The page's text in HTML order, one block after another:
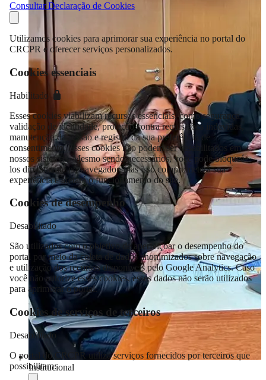
Institucional
Consultar Declaração de Cookies
Utilizamos cookies para aprimorar sua experiência no portal do
CRCPR e oferecer serviços personalizados.
Cookies essenciais
Habilitado
Esses cookies viabilizam recursos essenciais, como segurança,
validação de identidade, proteção contra requisições indevidas,
manutenção da sessão e registro da sua preferência de
consentimento. Esses cookies não podem ser desabilitados em
nossos sistemas. Mesmo sendo necessários, você pode bloqueá-
los diretamente no navegador, mas isso comprometerá sua
experiência e afetará o funcionamento do site.
Cookies de desempenho
Desabilitado
São utilizados com o objetivo de aperfeiçoar o desempenho do
portal por meio da coleta de dados anonimizados sobre navegação
e utilização dos recursos disponíveis pelo Google Analytics. Caso
você não autorize esses cookies, esses dados não serão utilizados
para aprimorar o portal.
Cookies de serviços de terceiros
Desabilitado
O portal do CRCPR utiliza serviços fornecidos por terceiros que
possibilitam: